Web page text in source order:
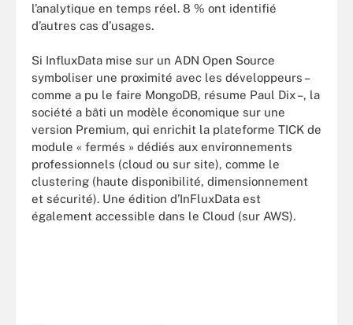
l’analytique en temps réel. 8 % ont identifié
d’autres cas d’usages.
Si InfluxData mise sur un ADN Open Source
symboliser une proximité avec les développeurs –
comme a pu le faire MongoDB, résume Paul Dix –, la
société a bâti un modèle économique sur une
version Premium, qui enrichit la plateforme TICK de
module « fermés » dédiés aux environnements
professionnels (cloud ou sur site), comme le
clustering (haute disponibilité, dimensionnement
et sécurité). Une édition d’InFluxData est
également accessible dans le Cloud (sur AWS).